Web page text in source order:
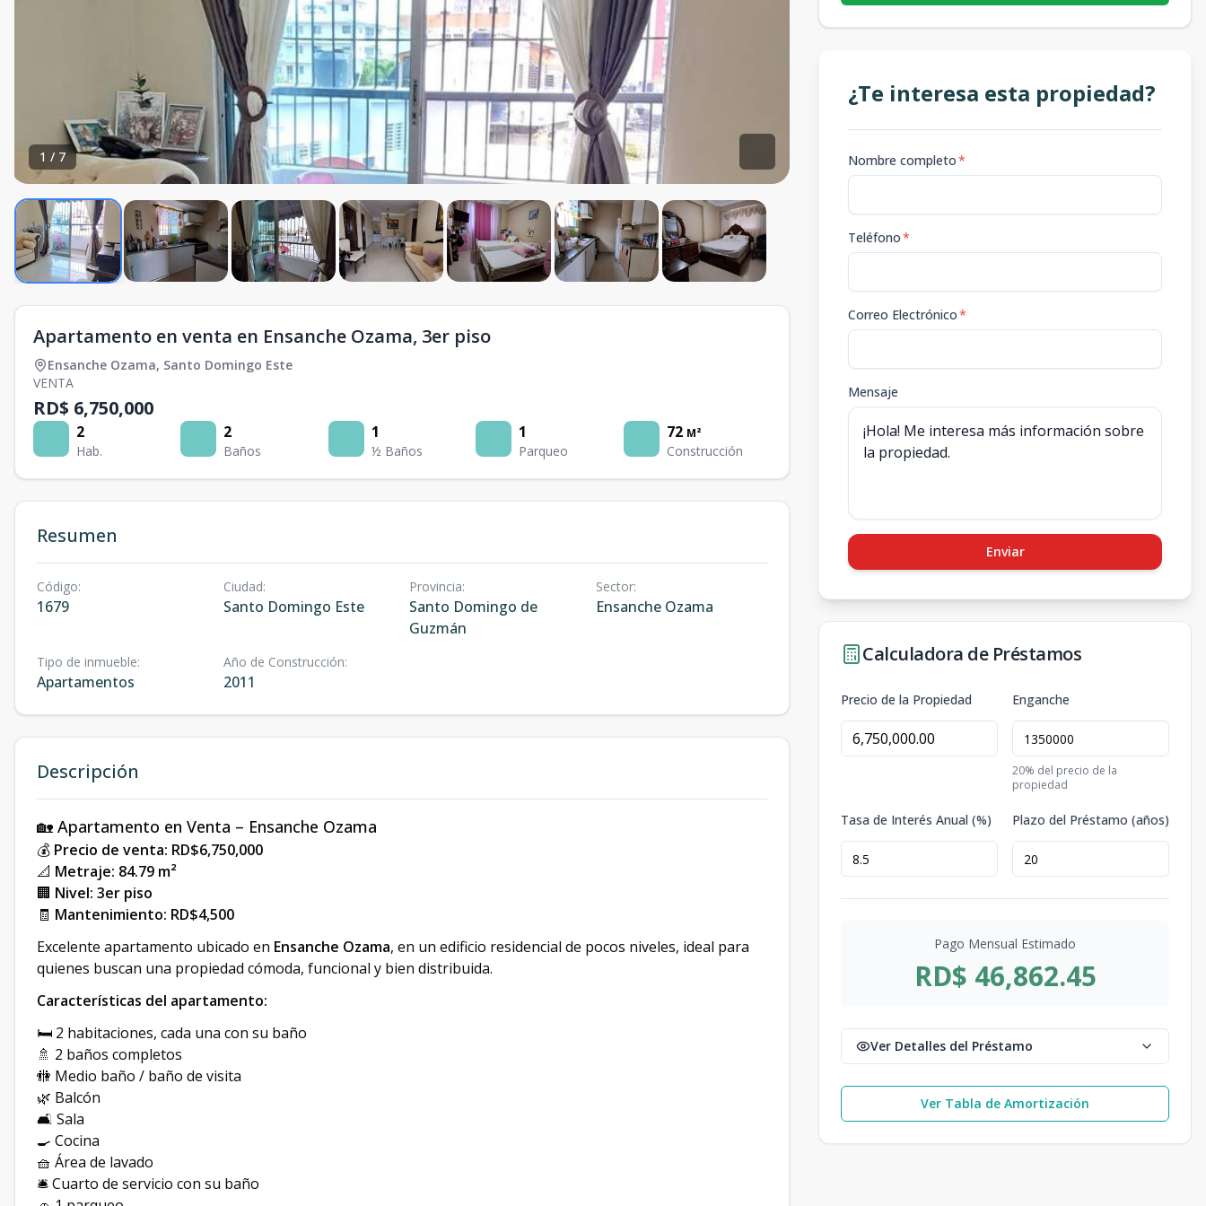
1 / 7
Apartamento en venta en Ensanche Ozama, 3er piso
Ensanche Ozama, Santo Domingo Este
VENTA
RD$ 6,750,000
2
Hab.
2
Baños
1
½ Baños
1
Parqueo
72 M²
Construcción
Resumen
Código:
1679
Ciudad:
Santo Domingo Este
Provincia:
Santo Domingo de
Guzmán
Sector:
Ensanche Ozama
Tipo de inmueble:
Apartamentos
Año de Construcción:
2011
Descripción
🏡 Apartamento en Venta – Ensanche Ozama
💰 Precio de venta: RD$6,750,000
📐 Metraje: 84.79 m²
🏢 Nivel: 3er piso
🧾 Mantenimiento: RD$4,500
Excelente apartamento ubicado en Ensanche Ozama, en un edificio residencial de pocos niveles, ideal para
quienes buscan una propiedad cómoda, funcional y bien distribuida.
Características del apartamento:
🛏️ 2 habitaciones, cada una con su baño
🚿 2 baños completos
🚻 Medio baño / baño de visita
🌿 Balcón
🛋️ Sala
🍳 Cocina
🧺 Área de lavado
🛎️ Cuarto de servicio con su baño
¿Te interesa esta propiedad?
Nombre completo*
Teléfono*
Correo Electrónico*
Mensaje
Enviar
Calculadora de Préstamos
Precio de la Propiedad Enganche
20% del precio de la
propiedad
Tasa de Interés Anual (%) Plazo del Préstamo (años)
Pago Mensual Estimado
RD$ 46,862.45
Ver Detalles del Préstamo
Ver Tabla de Amortización